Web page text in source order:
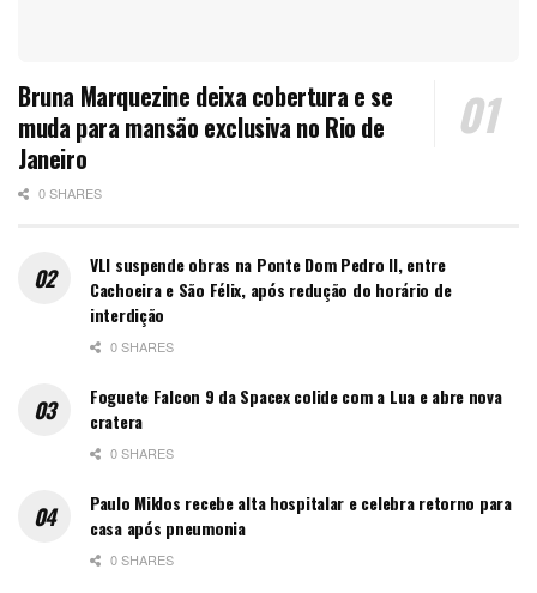
Bruna Marquezine deixa cobertura e se
muda para mansão exclusiva no Rio de
Janeiro
0 SHARES
VLI suspende obras na Ponte Dom Pedro II, entre
Cachoeira e São Félix, após redução do horário de
interdição
0 SHARES
Foguete Falcon 9 da Spacex colide com a Lua e abre nova
cratera
0 SHARES
Paulo Miklos recebe alta hospitalar e celebra retorno para
casa após pneumonia
0 SHARES